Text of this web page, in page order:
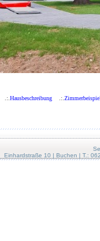
.:. Hausbeschreibung .:.
Einhardstraße 10 | Buchen | T.: